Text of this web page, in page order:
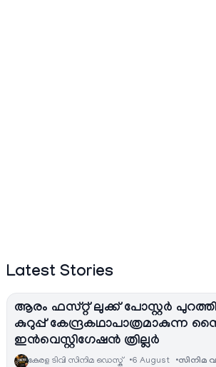
Latest Stories
ആരം ഫസ്റ്റ് ലുക്ക് പോസ്റ്റർ
കുറുപ്പ് കേന്ദ്രകഥാപാത്രമാകുന്ന
ഇൻവെസ്റ്റിഗേഷൻ ത്രില്ലർ
കേരള ടിവി സിനിമ ഡെസ്ക് 6 August സിനിമ